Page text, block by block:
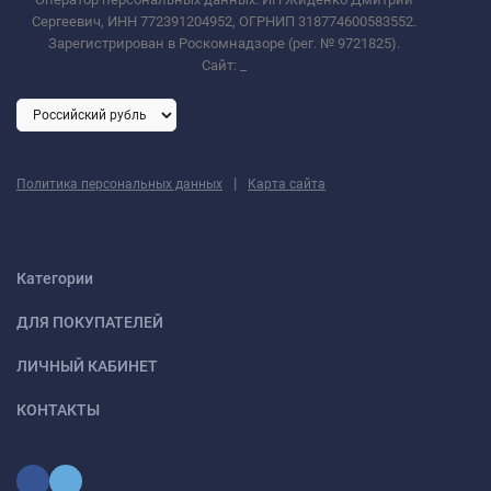
Сергеевич, ИНН 772391204952, ОГРНИП 318774600583552.
Зарегистрирован в Роскомнадзоре (рег. № 9721825).
Сайт:
Политика персональных данных | Карта сайта
Категории
ДЛЯ ПОКУПАТЕЛЕЙ
ЛИЧНЫЙ КАБИНЕТ
КОНТАКТЫ